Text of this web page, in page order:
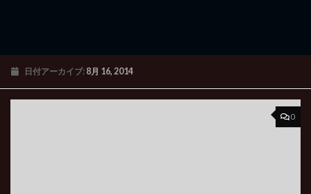
日付アーカイブ: 8月 16, 2014
0